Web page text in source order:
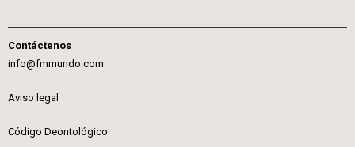
Contáctenos
info@fmmundo.com
Aviso legal
Código Deontológico